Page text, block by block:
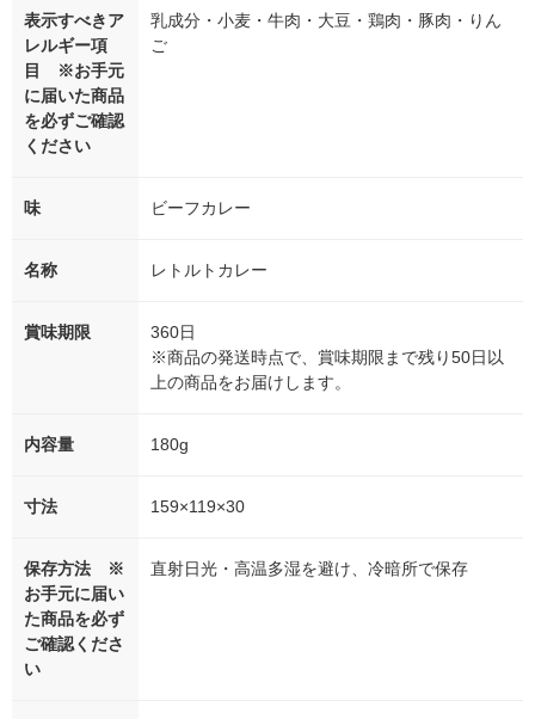
表示すべきア
レルギー項
目 ※お手元
に届いた商品
を必ずご確認
ください
乳成分・小麦・牛肉・大豆・鶏肉・豚肉・りん
ご
味 ビーフカレー
名称 レトルトカレー
賞味期限
360日
※商品の発送時点で、賞味期限まで残り50日以
上の商品をお届けします。
内容量 180g
寸法 159×119×30
保存方法 ※
お手元に届い
た商品を必ず
ご確認くださ
い
直射日光・高温多湿を避け、冷暗所で保存